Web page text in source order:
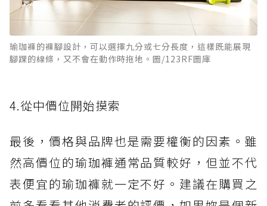
瑜珈褲的褲腳設計，可以選擇九分或七分長度，這樣既能展現
腳踝的線條，又不會在動作時拖地。圖/123RF圖庫
4.從中價位開始摸索
最後，價格與品牌也是需要權衡的因素。雖
然高價位的瑜珈褲通常品質較好，但並不代
表便宜的瑜珈褲就一定不好。建議在購買之